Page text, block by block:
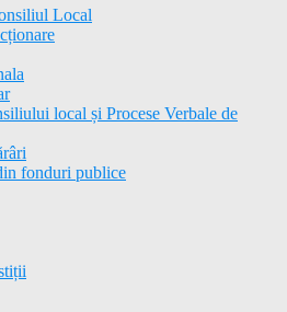
Local
local și Procese Verbale de
fonduri publice